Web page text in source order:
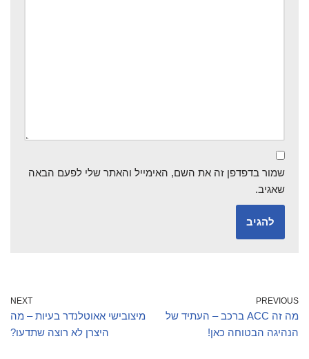
שמור בדפדפן זה את השם, האימייל והאתר שלי לפעם הבאה
שאגיב.
PREVIOUS
מה זה ACC ברכב – העתיד של
הנהיגה הבטוחה כאן!
NEXT
מיצובישי אאוטלנדר בעיות – מה
היצרן לא רוצה שתדעו?